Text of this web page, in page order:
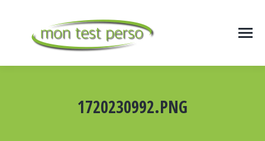
1720230992.PNG